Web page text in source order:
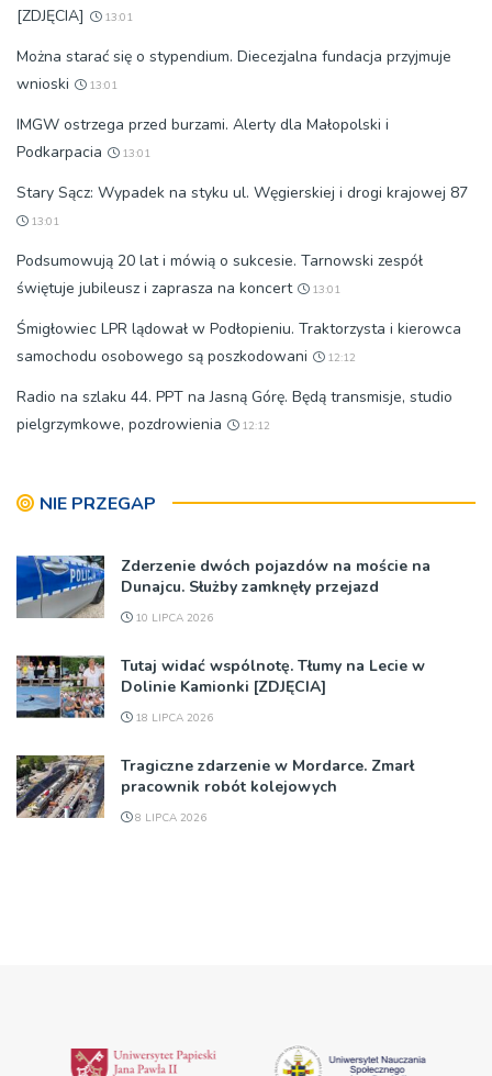
[ZDJĘCIA]
13:01
Można starać się o stypendium. Diecezjalna fundacja przyjmuje
wnioski
13:01
IMGW ostrzega przed burzami. Alerty dla Małopolski i
Podkarpacia
13:01
Stary Sącz: Wypadek na styku ul. Węgierskiej i drogi krajowej 87
13:01
Podsumowują 20 lat i mówią o sukcesie. Tarnowski zespół
świętuje jubileusz i zaprasza na koncert
13:01
Śmigłowiec LPR lądował w Podłopieniu. Traktorzysta i kierowca
samochodu osobowego są poszkodowani
12:12
Radio na szlaku 44. PPT na Jasną Górę. Będą transmisje, studio
pielgrzymkowe, pozdrowienia
12:12
NIE PRZEGAP
Zderzenie dwóch pojazdów na moście na
Dunajcu. Służby zamknęły przejazd
10 LIPCA 2026
Tutaj widać wspólnotę. Tłumy na Lecie w
Dolinie Kamionki [ZDJĘCIA]
18 LIPCA 2026
Tragiczne zdarzenie w Mordarce. Zmarł
pracownik robót kolejowych
8 LIPCA 2026